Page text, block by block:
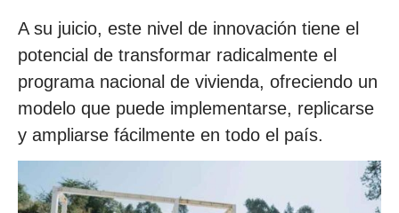
A su juicio, este nivel de innovación tiene el
potencial de transformar radicalmente el
programa nacional de vivienda, ofreciendo un
modelo que puede implementarse, replicarse
y ampliarse fácilmente en todo el país.